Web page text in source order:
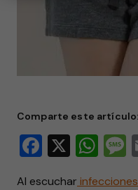
Comparte este artículo:
Facebook
X
Al escuchar